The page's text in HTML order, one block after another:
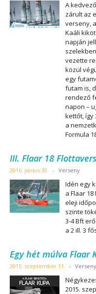
A
zárult az
verseny,
Kaáli
napján
vezette
közül
egy
futam is,
rendező
napon –
kettőt,
a
Formula
III. Flaar 18
2016. június 30. - Verseny
Idén egy
a Flaar
eleji
szinte
3-4 Bft
a 2 ill. 3
Egy hét múlva Flaar
2015. szeptember 11. - Verseny
2015.